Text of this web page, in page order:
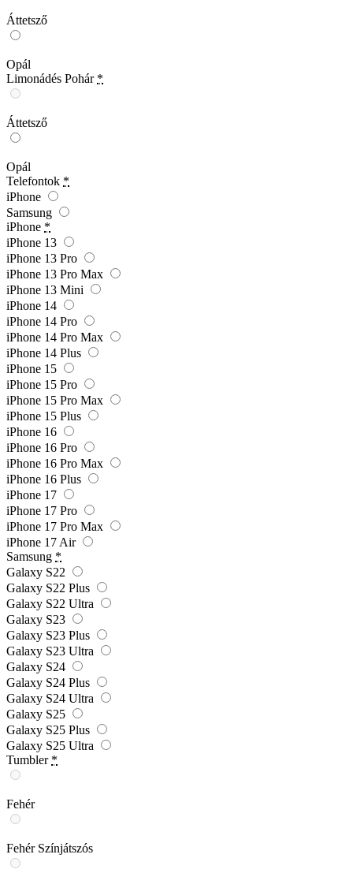
Áttetsző
Opál
Limonádés Pohár *
Áttetsző
Opál
Telefontok *
iPhone
Samsung
iPhone *
iPhone 13
iPhone 13 Pro
iPhone 13 Pro Max
iPhone 13 Mini
iPhone 14
iPhone 14 Pro
iPhone 14 Pro Max
iPhone 14 Plus
iPhone 15
iPhone 15 Pro
iPhone 15 Pro Max
iPhone 15 Plus
iPhone 16
iPhone 16 Pro
iPhone 16 Pro Max
iPhone 16 Plus
iPhone 17
iPhone 17 Pro
iPhone 17 Pro Max
iPhone 17 Air
Samsung *
Galaxy S22
Galaxy S22 Plus
Galaxy S22 Ultra
Galaxy S23
Galaxy S23 Plus
Galaxy S23 Ultra
Galaxy S24
Galaxy S24 Plus
Galaxy S24 Ultra
Galaxy S25
Galaxy S25 Plus
Galaxy S25 Ultra
Tumbler *
Fehér
Fehér Színjátszós